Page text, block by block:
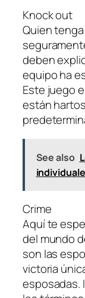
Knock out
Quien
deben
equipo ha
Este juego
están
See also
Crime
Aquí te
del mundo
son las
victoria
esposadas.